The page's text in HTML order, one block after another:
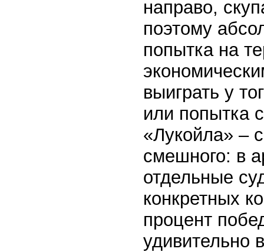
направо,
поэтому
попытка на
выиграть у
или попытка
«Лукойла» –
смешного: в
отдельные
конкретных
процент
удивительно